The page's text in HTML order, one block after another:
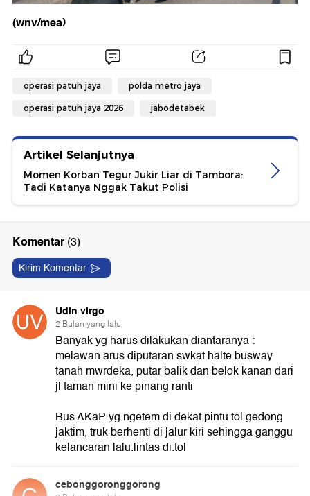
(wnv/mea)
operasi patuh jaya polda metro jaya
operasi patuh jaya 2026 jabodetabek
Artikel Selanjutnya
Momen Korban Tegur Jukir Liar di Tambora:
Tadi Katanya Nggak Takut Polisi